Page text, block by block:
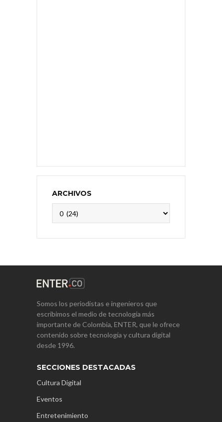
ARCHIVOS
Somos los periodistas e ingenieros que
escribimos el medio de tecnología más
importante de Colombia, ENTER, que le ofrece
contenido sobre tecnología y cultura digital
desde 1996.
SECCIONES DESTACADAS
Cultura Digital
Eventos
Entretenimiento